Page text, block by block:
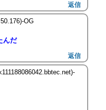
返信
OG
んだ
返信